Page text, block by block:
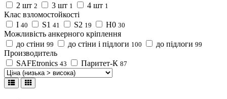
2 шт 2 3 шт 1 4 шт 1
Клас взломостойкості
I 40 S1 41 S2 19 H0 30
Можливість анкерного кріплення
до стіни 99 до стіни і підлоги 100 до підлоги 99
Производитель
SAFEtronics 43 Паритет-К 87